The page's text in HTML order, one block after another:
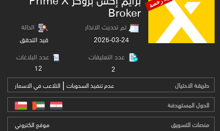
Broker
تم تحديث الانذار
2025-03-24
الحالة
قيد التحقق
عدد التعليقات
2
عدد البلاغات
12
طريقة الاحتيال عدم تنفيذ السحوبات | التلاعب في الاسعار
الدول المستهدفة
منصات التسويق
موقع الكتروني